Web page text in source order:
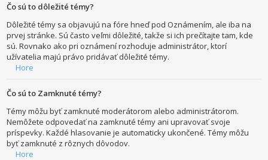
Čo sú to dôležité témy?
Dôležité témy sa objavujú na fóre hneď pod Oznámením, ale iba na
prvej stránke. Sú často veľmi dôležité, takže si ich prečítajte tam, kde
sú. Rovnako ako pri oznámení rozhoduje administrátor, ktorí
užívatelia majú právo pridávať dôležité témy.
Hore
Čo sú to Zamknuté témy?
Témy môžu byť zamknuté moderátorom alebo administrátorom.
Nemôžete odpovedať na zamknuté témy ani upravovať svoje
príspevky. Každé hlasovanie je automaticky ukončené. Témy môžu
byť zamknuté z rôznych dôvodov.
Hore